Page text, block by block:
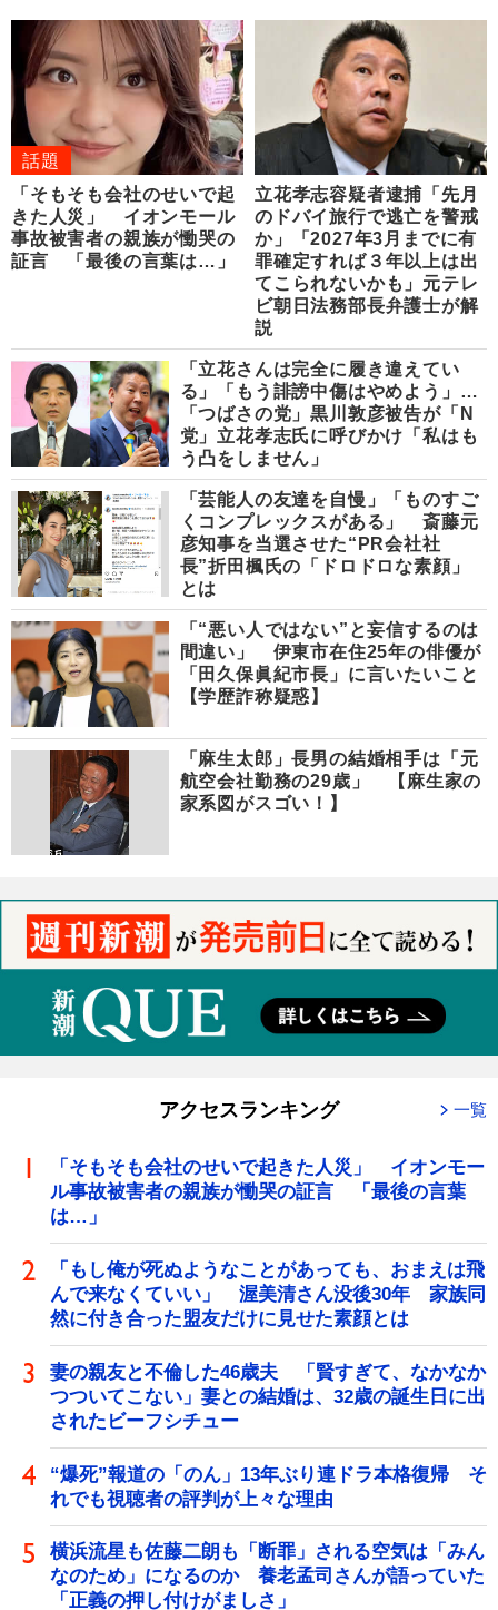
話題
「そもそも会社のせいで起
きた人災」 イオンモール
事故被害者の親族が慟哭の
証言 「最後の言葉は…」
立花孝志容疑者逮捕「先月
のドバイ旅行で逃亡を警戒
か」「2027年3月までに有
罪確定すれば３年以上は出
てこられないかも」元テレ
ビ朝日法務部長弁護士が解
説
「立花さんは完全に履き違えてい
る」「もう誹謗中傷はやめよう」…
「つばさの党」黒川敦彦被告が「N
党」立花孝志氏に呼びかけ「私はも
う凸をしません」
「芸能人の友達を自慢」「ものすご
くコンプレックスがある」 斎藤元
彦知事を当選させた“PR会社社
長”折田楓氏の「ドロドロな素顔」
とは
「“悪い人ではない”と妄信するのは
間違い」 伊東市在住25年の俳優が
「田久保眞紀市長」に言いたいこと
【学歴詐称疑惑】
「麻生太郎」長男の結婚相手は「元
航空会社勤務の29歳」 【麻生家の
家系図がスゴい！】
アクセスランキング 一覧
「そもそも会社のせいで起きた人災」 イオンモー
ル事故被害者の親族が慟哭の証言 「最後の言葉
は…」
「もし俺が死ぬようなことがあっても、おまえは飛
んで来なくていい」 渥美清さん没後30年 家族同
然に付き合った盟友だけに見せた素顔とは
妻の親友と不倫した46歳夫 「賢すぎて、なかなか
つついてこない」妻との結婚は、32歳の誕生日に出
されたビーフシチュー
“爆死”報道の「のん」13年ぶり連ドラ本格復帰 そ
れでも視聴者の評判が上々な理由
横浜流星も佐藤二朗も「断罪」される空気は「みん
なのため」になるのか 養老孟司さんが語っていた
「正義の押し付けがましさ」